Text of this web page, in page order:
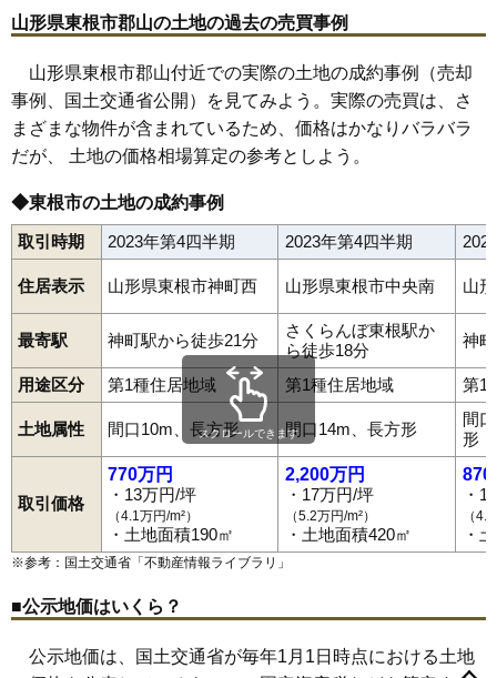
山形県東根市郡山の土地の過去の売買事例
山形県東根市郡山付近での実際の土地の成約事例（売却
事例、国土交通省公開）を見てみよう。実際の売買は、さ
まざまな物件が含まれているため、価格はかなりバラバラ
だが、 土地の価格相場算定の参考としよう。
◆東根市の土地の成約事例
取引時期 2023年第4四半期 2023年第4四半期
住居表示 山形県東根市神町西 山形県東根市中央南 山
最寄駅 神町駅から徒歩21分
さくらんぼ東根駅か
ら徒歩18分
神
用途区分 第1種住居地域 第1種住居地域 第1
土地属性 間口10m、長方形 間口14m、長方形
間
形
取引価格
770万円
・13万円/坪
（4.1万円/m²）
・土地面積190㎡
2,200万円
・17万円/坪
（5.2万円/m²）
・土地面積420㎡
870
・
（
・
スクロールできます
※参考：国土交通省「不動産情報ライブラリ 」
■公示地価はいくら？
公示地価は、国土交通省が毎年1月1日時点における土地
泉郷板垣新田 一本木大林若木 温泉町柏原 蟹沢郡山小林